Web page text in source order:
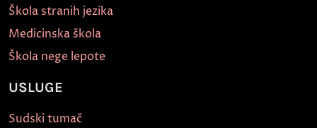
Škola stranih jezika
Medicinska škola
Škola nege lepote
USLUGE
Sudski tumač